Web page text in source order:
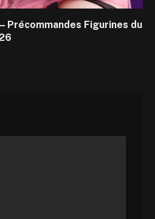
Précommandes Figurines du